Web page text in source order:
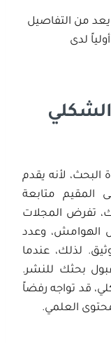
يعد من التفاصيل
لدى
البحث، لأنه يقدم
متابعة
تفرض المجلات
الهوامش، وعدد
لذلك، عندما
بحثك للنشر.
قد تواجه رفضاً
العلمي.